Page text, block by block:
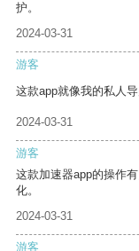
护。
2024-03-31
游客
这款app就像我的私人
2024-03-31
游客
这款加速器app的操作
化。
2024-03-31
游客